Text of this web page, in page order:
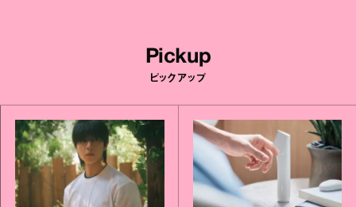
Pickup
ピックアップ